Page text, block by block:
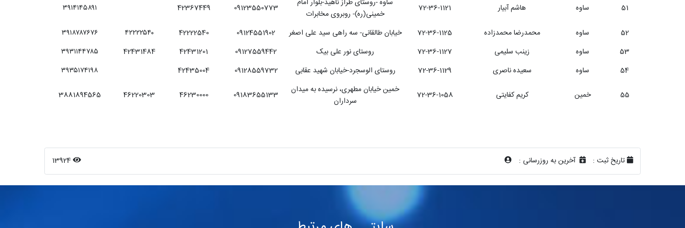
51 ساوه هاشم آبیار 72-36-1121
خمینی(ره)- روبروی مخابرات
09123550773
42367449 ۳۹۱۴۱۴۵۸۹۱
52 ساوه محمدرضا محمدزاده 72-36-1125 خیابان طالقانی- سه راهی سید علی اصغر 09124551902
42222540 ۴۲۲۲۲۵۴۰
۳۹۱۸۷۸۷۶۷۶
53
ساوه زینب سلیمی 72-36-1127 روستای نور علی بیک 09127559442
42431201
42431484
۳۹۳۱۱۴۴۷۸۵
54
ساوه سعیده ناصری 72-36-1129 روستای الوسجرد-خیابان شهید عقابی 09128559732
42435004
۳۹۳۵۱۷۴۱۹۸
55
خمین کریم کفایتی 72-36-1058
خمین خیابان مطهری، نرسیده به میدان
سرداران
09183655133
46230000
46220303
3881894565
تاریخ ثبت : آخرین به روزرسانی : 13924